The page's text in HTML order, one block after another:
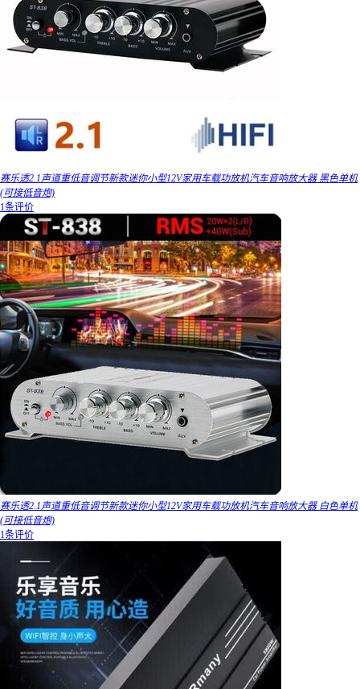
赛乐透2.1声道重低音调节新款迷你小型12V家用车载功放机汽车音响放大器 黑色单机
(可接低音炮)
1条评价
赛乐透2.1声道重低音调节新款迷你小型12V家用车载功放机汽车音响放大器 白色单机
(可接低音炮)
1条评价